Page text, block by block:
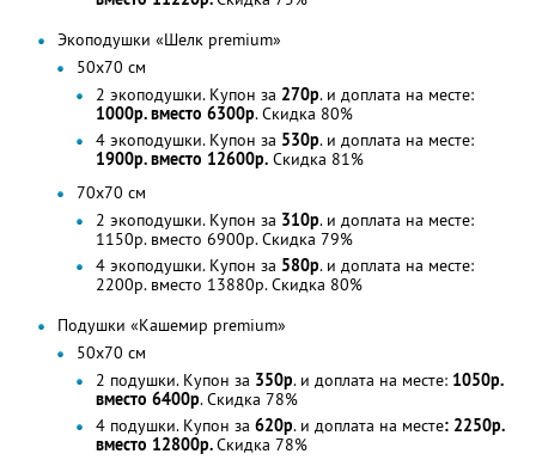
Экоподушки «Шелк premium»
50х70 см
2 экоподушки. Купон за 270р. и доплата на месте:
1000р. вместо 6300р. Скидка 80%
4 экоподушки. Купон за 530р. и доплата на месте:
1900р. вместо 12600р. Скидка 81%
70х70 см
2 экоподушки. Купон за 310р. и доплата на месте:
1150р. вместо 6900р. Скидка 79%
4 экоподушки. Купон за 580р. и доплата на месте:
2200р. вместо 13880р. Скидка 80%
Подушки «Кашемир premium»
50х70 см
2 подушки. Купон за 350р. и доплата на месте: 1050р.
вместо 6400р. Скидка 78%
4 подушки. Купон за 620р. и доплата на месте: 2250р.
вместо 12800р.Скидка 78%